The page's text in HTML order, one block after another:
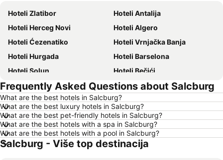
Hoteli Zlatibor
Hoteli Antalija
Hoteli Herceg Novi
Hoteli Algero
Hoteli Ćezenatiko
Hoteli Vrnjačka Banja
Hoteli Hurgada
Hoteli Barselona
Hoteli Solun
Hoteli Bečići
Hoteli Hanija
Hoteli Tivat
Hoteli Nica
Hoteli Sutomore
Hoteli Rim
Hoteli Nei Pori
Hoteli Pefkohori
Hoteli Rimini
Hoteli Milano
Hoteli Hrvatsko primorje
Frequently Asked Questions about Salcburg
What are the best hotels in Salcburg?
What are the best luxury hotels in Salcburg?
What are the best pet-friendly hotels in Salcburg?
What are the best hotels with a spa in Salcburg?
What are the best hotels with a pool in Salcburg?
Salcburg - Više top destinacija